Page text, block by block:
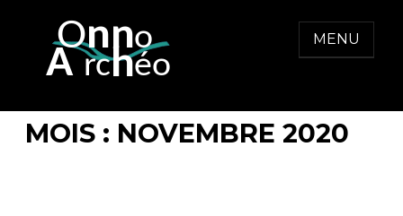
content
ONNO ARCHEO
MENU
MOIS : NOVEMBRE 2020